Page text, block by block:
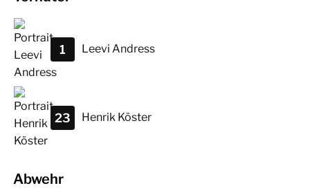
Leevi Andress
1
Henrik Köster
23
Abwehr